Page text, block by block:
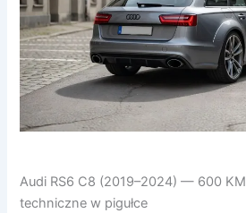
Audi RS6 C8 (2019–2024) — 600
techniczne w pigułce